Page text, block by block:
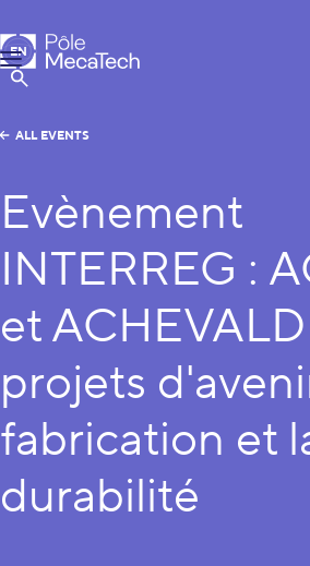
MecaTech
Menu
Show Search
EN
FR
ALL EVENTS
Evènement
INTERREG :
et
projets
fabrication et
durabilité